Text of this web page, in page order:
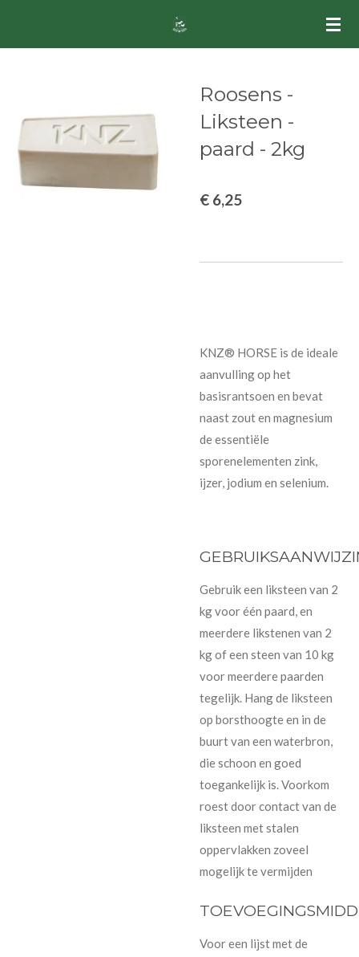
Roosens -
Liksteen -
paard - 2kg
€ 6,25
KNZ® HORSE is de ideale
aanvulling op het
basisrantsoen en bevat
naast zout en magnesium
de essentiële
sporenelementen zink,
ijzer, jodium en selenium.
Gebruik een liksteen van 2
kg voor één paard, en
meerdere likstenen van 2
kg of een steen van 10 kg
voor meerdere paarden
tegelijk. Hang de liksteen
op borsthoogte en in de
buurt van een waterbron,
die schoon en goed
toegankelijk is. Voorkom
roest door contact van de
liksteen met stalen
oppervlakken zoveel
mogelijk te vermijden
Voor een lijst met de